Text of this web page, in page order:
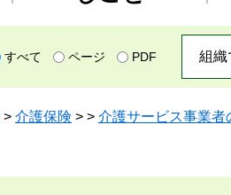
すべて ページ PDF 組織
> 介護保険 > > 介護サービス事業者